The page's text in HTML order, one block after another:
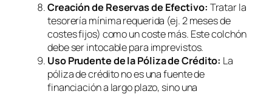
Creación de Reservas de Efectivo: Tratar la
tesorería mínima requerida (ej. 2 meses de
costes fijos) como un coste más. Este colchón
debe ser intocable para imprevistos.
Uso Prudente de la Póliza de Crédito: La
póliza de crédito no es una fuente de
financiación a largo plazo, sino una